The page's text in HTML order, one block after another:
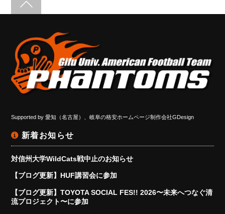
Supported by愛知（名古屋）、岐阜の格安ホームページ制作会社GDesign
新着お知らせ
対信州大学WildCats戦中止のお知らせ
【ブログ更新】HUF講習会に参加
【ブログ更新】TOYOTA SOCIAL FES!! 2026〜未来へつなぐ清
流プロジェクト〜に参加